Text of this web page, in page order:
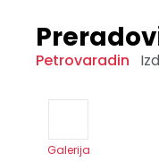
Petrovaradin
Galerija